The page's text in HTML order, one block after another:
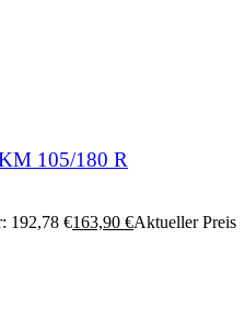
105/180 R
192,78 €163,90 €Aktueller Preis